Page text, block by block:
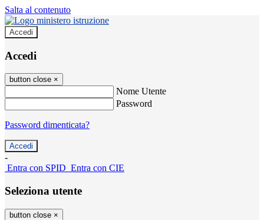
Salta al contenuto
Accedi
Accedi
button close ×
Nome Utente
Password
Password dimenticata?
-
Entra con SPID Entra con CIE
Seleziona utente
button close ×